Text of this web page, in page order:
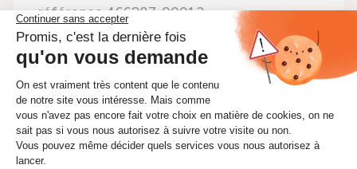
référence 466287-0001 ?
Étape 1 :Désassemblage
total pour une
Étape 2 :Nettoyage minutieux
éliminer toute impureté ;
Étape 3 :Contrôle rigoureuxde chaque
composant ;